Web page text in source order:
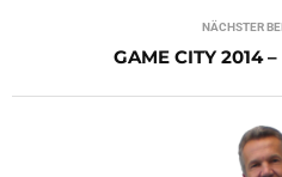
NÄCHSTER
GAME CITY 2014